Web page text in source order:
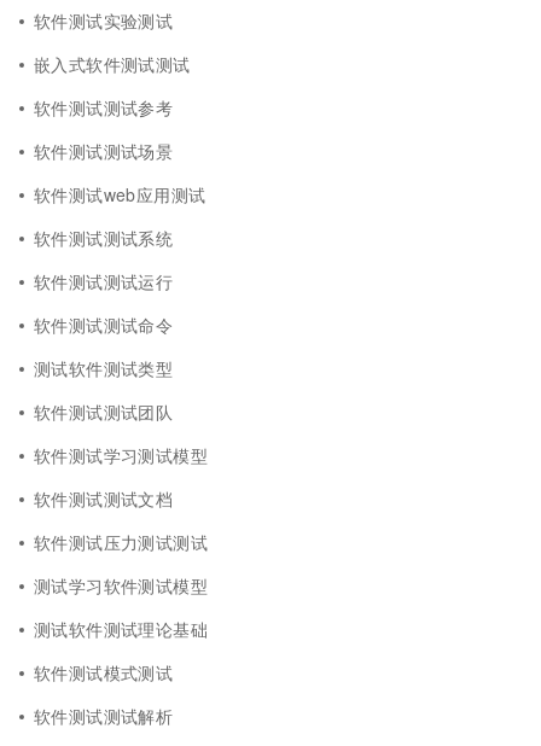
软件测试实验测试
嵌入式软件测试测试
软件测试测试参考
软件测试测试场景
软件测试web应用测试
软件测试测试系统
软件测试测试运行
软件测试测试命令
测试软件测试类型
软件测试测试团队
软件测试学习测试模型
软件测试测试文档
软件测试压力测试测试
测试学习软件测试模型
测试软件测试理论基础
软件测试模式测试
软件测试测试解析